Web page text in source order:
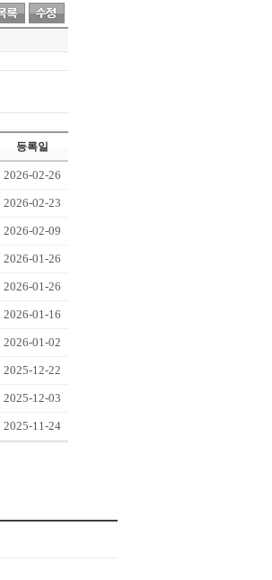
등록일
2026-02-26
2026-02-23
2026-02-09
2026-01-26
2026-01-26
2026-01-16
2026-01-02
2025-12-22
2025-12-03
2025-11-24